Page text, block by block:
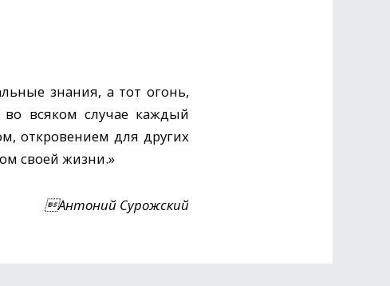
знания, а тот огонь,
всяком случае каждый
откровением для других
своей жизни.»
Антоний Сурожский